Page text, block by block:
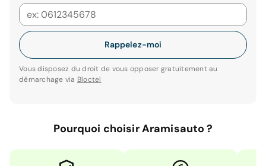
Rappelez-moi
Vous disposez du droit de vous opposer gratuitement au
démarchage via Bloctel
Pourquoi choisir Aramisauto ?